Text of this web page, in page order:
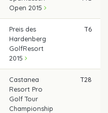
Open 2015
Preis des
Hardenberg
GolfResort
2015
T6
Castanea
Resort Pro
Golf Tour
Championship
T28